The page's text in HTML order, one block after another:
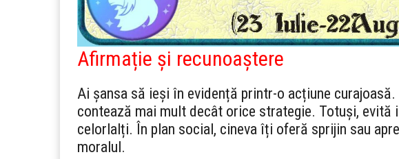
Afirmație și recunoaștere
Ai șansa să ieși în evidență printr-o acțiune
contează mai mult decât orice strategie. Totuși,
celorlalți. În plan social, cineva îți oferă sprijin sau
moralul.